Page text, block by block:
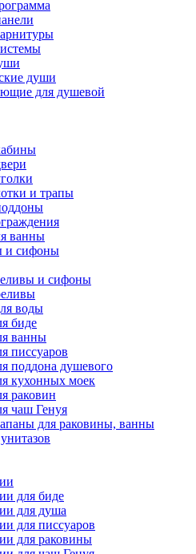
души
для душевой
и трапы
ванны
и сифоны
и сифоны
воды
биде
ванны
писсуаров
поддона душевого
кухонных моек
раковин
чаш Генуя
для раковины, ванны
для биде
для душа
для писсуаров
для раковины